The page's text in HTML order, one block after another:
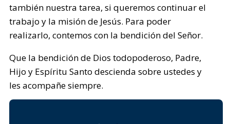
también nuestra tarea, si queremos continuar el
trabajo y la misión de Jesús. Para poder
realizarlo, contemos con la bendición del Señor.
Que la bendición de Dios todopoderoso, Padre,
Hijo y Espíritu Santo descienda sobre ustedes y
les acompañe siempre.